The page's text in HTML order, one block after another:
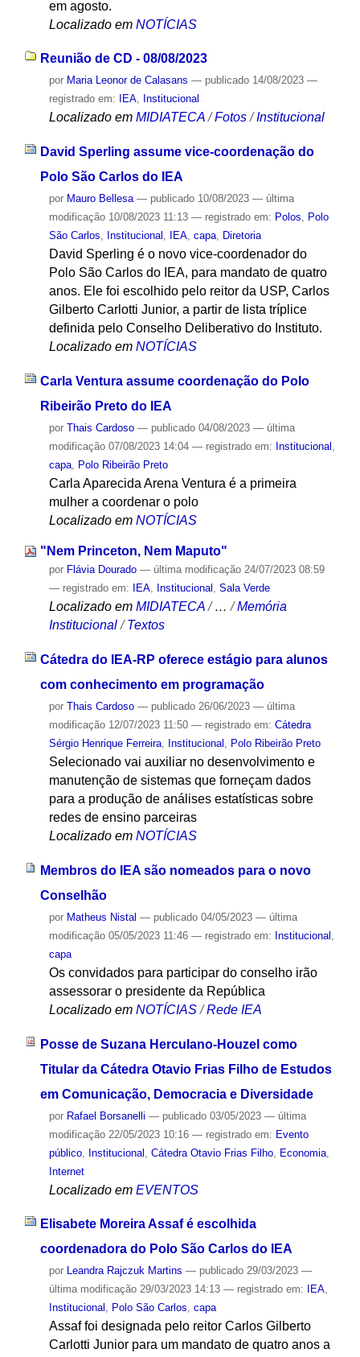
em agosto.
Localizado em NOTÍCIAS
Reunião de CD - 08/08/2023
por Maria Leonor de Calasans — publicado14/08/2023 —
registrado em:
IEA, Institucional
Localizado em MIDIATECA /Fotos /Institucional
David Sperling assume vice-coordenação do
Polo São Carlos do IEA
por Mauro Bellesa — publicado10/08/2023 — última
modificação10/08/2023 11:13 — registrado em: Polos, Polo
São Carlos, Institucional , IEA, capa, Diretoria
David Sperling é o novo vice-coordenador do
Polo São Carlos do IEA, para mandato de quatro
anos. Ele foi escolhido pelo reitor da USP, Carlos
Gilberto Carlotti Junior, a partir de lista tríplice
definida pelo Conselho Deliberativo do Instituto.
Localizado em NOTÍCIAS
Carla Ventura assume coordenação do Polo
Ribeirão Preto do IEA
por Thais Cardoso — publicado04/08/2023 — última
modificação07/08/2023 14:04 — registrado em: Institucional
capa, Polo Ribeirão Preto
Carla Aparecida Arena Ventura é a primeira
mulher a coordenar o polo
Localizado em NOTÍCIAS
"Nem Princeton, Nem Maputo"
por Flávia Dourado — última modificação24/07/2023 08:59
— registrado em:
IEA, Institucional , Sala Verde
Localizado em MIDIATECA / …/Memória
Institucional / Textos
Cátedra do IEA-RP oferece estágio para alunos
com conhecimento em programação
por Thais Cardoso — publicado26/06/2023 — última
modificação12/07/2023 11:50 — registrado em: Cátedra
Sérgio Henrique Ferreira, Institucional , Polo Ribeirão Preto
Selecionado vai auxiliar no desenvolvimento e
manutenção de sistemas que forneçam dados
para a produção de análises estatísticas sobre
redes de ensino parceiras
Localizado em NOTÍCIAS
Membros do IEA são nomeados para o novo
Conselhão
por Matheus Nistal — publicado04/05/2023 — última
modificação05/05/2023 11:46 — registrado em: Institucional
capa
Os convidados para participar do conselho irão
assessorar o presidente da República
Localizado em NOTÍCIAS /Rede IEA
Posse de Suzana Herculano-Houzel como
Titular da Cátedra Otavio Frias Filho de Estudos
em Comunicação, Democracia e Diversidade
por Rafael Borsanelli — publicado03/05/2023 — última
modificação22/05/2023 10:16 — registrado em: Evento
público, Institucional Cátedra Otavio Frias Filho, Economia,
Internet
Localizado em EVENTOS
Elisabete Moreira Assaf é escolhida
coordenadora do Polo São Carlos do IEA
por Leandra Rajczuk Martins — publicado29/03/2023 —
última modificação29/03/2023 14:13 — registrado em: IEA,
Institucional , Polo São Carlos, capa
Assaf foi designada pelo reitor Carlos Gilberto
Carlotti Junior para um mandato de quatro anos a